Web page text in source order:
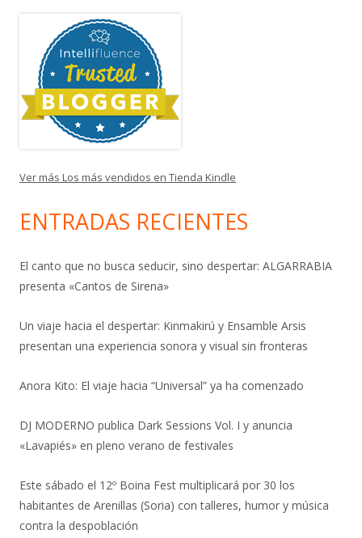
Ver más Los más vendidos en Tienda Kindle
ENTRADAS RECIENTES
El canto que no busca seducir, sino despertar: ALGARRABIA
presenta «Cantos de Sirena»
Un viaje hacia el despertar: Kinmakirú y Ensamble Arsis
presentan una experiencia sonora y visual sin fronteras
Anora Kito: El viaje hacia “Universal” ya ha comenzado
DJ MODERNO publica Dark Sessions Vol. I y anuncia
«Lavapiés» en pleno verano de festivales
Este sábado el 12º Boina Fest multiplicará por 30 los
habitantes de Arenillas (Soria) con talleres, humor y música
contra la despoblación